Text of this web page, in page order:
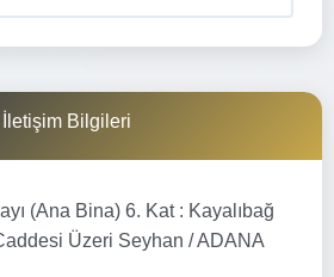
Bilgileri
(Ana Bina) 6. Kat : Kayalıbağ
Üzeri Seyhan / ADANA